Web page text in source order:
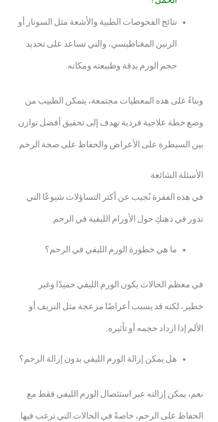
نتائج الفحوصات الطبية والأشعة مثل السونار أو
الرنين المغناطيسي، والتي تساعد على تحديد
حجم الورم بدقة وطبيعته ومكانه.
وبناءً على هذه المعطيات مجتمعة، يتمكن الطبيب من
وضع خطة علاجية فردية تهدف إلى تحقيق أفضل توازن
بين السيطرة على الأعراض والحفاظ على صحة الرحم.
الأسئلة الشائعة
في هذه الفقرة نُجيب عن أكثر التساؤلات شيوعًا التي
تدور في ذهنكِ حول الأورام الليفية في الرحم.
ما هي خطورة الورم الليفي في الرحم؟
في معظم الحالات يكون الورم الليفي حميدًا وغير
خطير، لكنه قد يسبب أعراضًا مزعجة مثل النزيف أو
الألم إذا ازداد حجمه أو تأثيره.
هل يمكن إزالة الورم الليفي بدون إزالة الرحم؟
نعم، يمكن إزالته عبر استئصال الورم الليفي فقط مع
الحفاظ على الرحم، خاصةً في الحالات التي ترغب فيها